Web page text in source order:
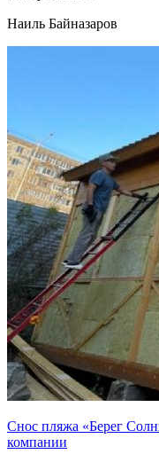
Наиль Байназаров
Снос пляжа «Берег
компании